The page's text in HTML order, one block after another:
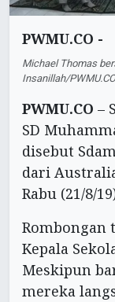
PWMU.CO -
Michael Thomas
Insanillah/
PWMU.CO –
SD
disebut
dari
Rabu (21/8/
Rombongan
Kepala
Meskipun
mereka